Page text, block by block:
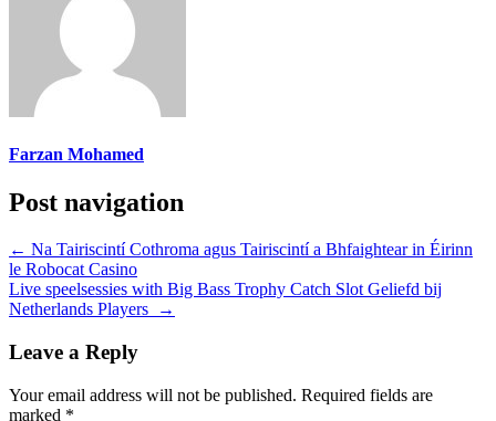
Farzan Mohamed
Post navigation
← Na Tairiscintí Cothroma agus Tairiscintí a Bhfaightear in Éirinn
le Robocat Casino
Live speelsessies with Big Bass Trophy Catch Slot Geliefd bij
Netherlands Players
→
Leave a Reply
Your email address will not be published. Required fields are
marked *